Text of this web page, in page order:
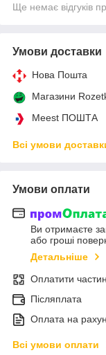
Ще немає відгуків
Умови доставки
Нова Пошта
Магазини
Meest ПОШТА
Всі умови
Умови оплати
Ви отримаєте
або гроші
Детальніше
Оплатити
Післяплата
Оплата на
Всі умови оплати